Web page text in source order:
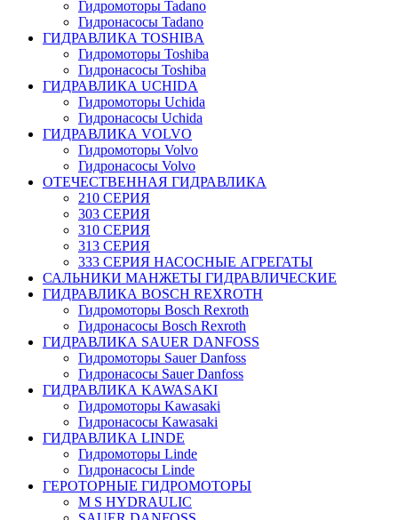
Гидромоторы Tadano
Гидронасосы Tadano
ГИДРАВЛИКА TOSHIBA
Гидромоторы Toshiba
Гидронасосы Toshiba
ГИДРАВЛИКА UCHIDA
Гидромоторы Uchida
Гидронасосы Uchida
ГИДРАВЛИКА VOLVO
Гидромоторы Volvo
Гидронасосы Volvo
ОТЕЧЕСТВЕННАЯ ГИДРАВЛИКА
210 СЕРИЯ
303 СЕРИЯ
310 СЕРИЯ
313 СЕРИЯ
333 СЕРИЯ НАСОСНЫЕ АГРЕГАТЫ
САЛЬНИКИ МАНЖЕТЫ ГИДРАВЛИЧЕСКИЕ
ГИДРАВЛИКА BOSCH REXROTH
Гидромоторы Bosch Rexroth
Гидронасосы Bosch Rexroth
ГИДРАВЛИКА SAUER DANFOSS
Гидромоторы Sauer Danfoss
Гидронасосы Sauer Danfoss
ГИДРАВЛИКА KAWASAKI
Гидромоторы Kawasaki
Гидронасосы Kawasaki
ГИДРАВЛИКА LINDE
Гидромоторы Linde
Гидронасосы Linde
ГЕРОТОРНЫЕ ГИДРОМОТОРЫ
M S HYDRAULIC